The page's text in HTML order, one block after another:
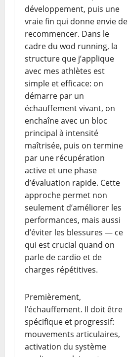
développement, puis une
vraie fin qui donne envie de
recommencer. Dans le
cadre du wod running, la
structure que j’applique
avec mes athlètes est
simple et efficace: on
démarre par un
échauffement vivant, on
enchaîne avec un bloc
principal à intensité
maîtrisée, puis on termine
par une récupération
active et une phase
d’évaluation rapide. Cette
approche permet non
seulement d’améliorer les
performances, mais aussi
d’éviter les blessures — ce
qui est crucial quand on
parle de cardio et de
charges répétitives.
Premièrement,
l’échauffement. Il doit être
spécifique et progressif:
mouvements articulaires,
activation du système